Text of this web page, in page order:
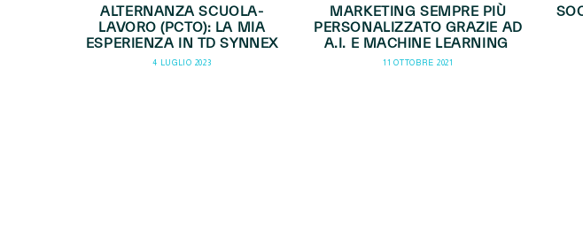
ALTERNANZA SCUOLA-
LAVORO (PCTO): LA MIA
ESPERIENZA IN TD SYNNEX
4 LUGLIO 2023
MARKETING SEMPRE PIÙ
PERSONALIZZATO GRAZIE AD
A.I. E MACHINE LEARNING
11 OTTOBRE 2021